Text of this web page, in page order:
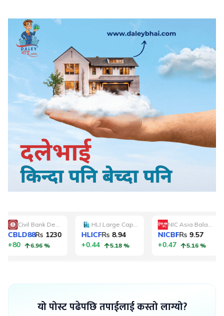
यो पोस्ट पढेपछि तपाईलाई कस्तो लाग्यो?